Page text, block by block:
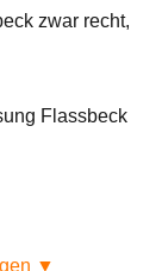
zwar recht,
Flassbeck
▼